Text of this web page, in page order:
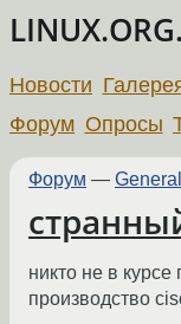
Новости
Форум Опросы
Форум — General
никто не в курсе
производство